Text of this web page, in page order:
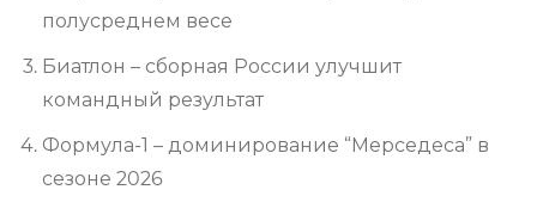
полусреднем весе
Биатлон – сборная России улучшит
командный результат
Формула-1 – доминирование “Мерседеса” в
сезоне 2026